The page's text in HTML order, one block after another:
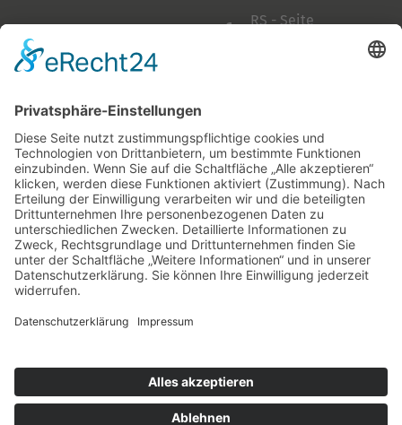
RS - Seite
Folge mir
Zahlungsarten
& Vorab-Überweisung
Alle Preise inkl. gesetzl. Mehrwertsteuer zzgl.
Datenschutzerklärung
© 2026 SCHNAUZEN-KONTOR. Alle Rechte vorbehalten.